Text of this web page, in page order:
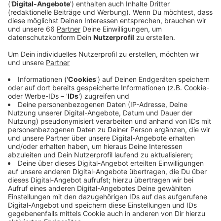
Veröffentlicht:Mittwoch, 16.04.2025 07:05
Comedy
Koalitions-Bingo - die Comedy: "Söder isst"